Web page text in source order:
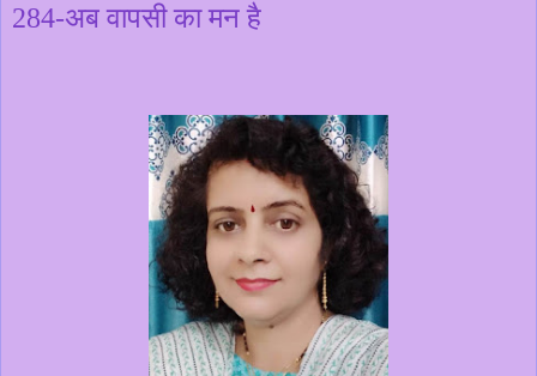
284-अब वापसी का मन है